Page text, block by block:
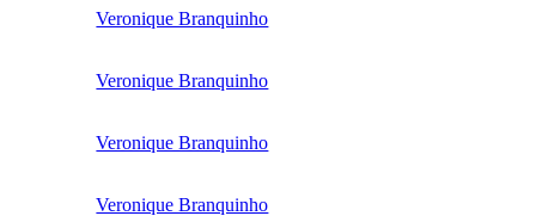
Veronique Branquinho
Veronique Branquinho
Veronique Branquinho
Veronique Branquinho